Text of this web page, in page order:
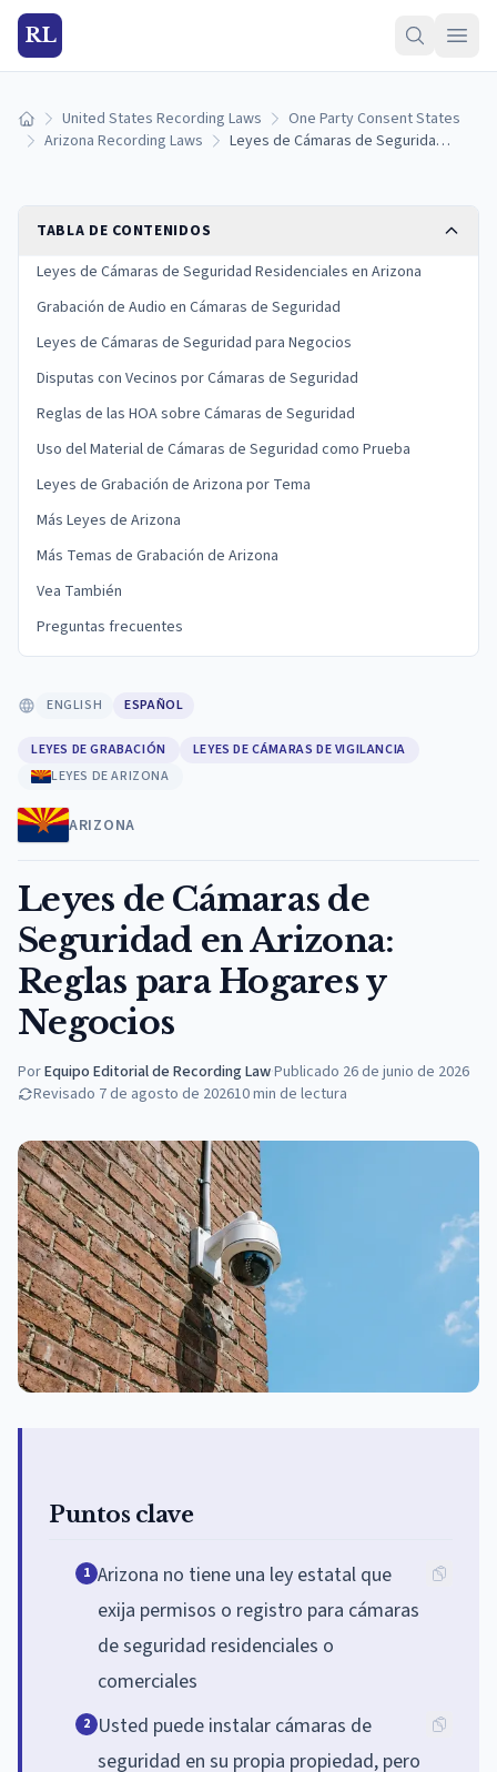
RL
Inicio United States Recording Laws
One Party Consent States
Arizona Recording Laws
Leyes de Cámaras de Seguridad en Arizona: Reglas para Hogares y Negocios
TABLA DE CONTENIDOS
Leyes de Cámaras de Seguridad Residenciales en Arizona
Grabación de Audio en Cámaras de Seguridad
Leyes de Cámaras de Seguridad para Negocios
Disputas con Vecinos por Cámaras de Seguridad
Reglas de las HOA sobre Cámaras de Seguridad
Uso del Material de Cámaras de Seguridad como Prueba
Leyes de Grabación de Arizona por Tema
Más Leyes de Arizona
Más Temas de Grabación de Arizona
Vea También
Preguntas frecuentes
ENGLISH ESPAÑOL
LEYES DE GRABACIÓN
LEYES DE CÁMARAS DE VIGILANCIA
LEYES DE ARIZONA
ARIZONA
Leyes de Cámaras de
Seguridad en Arizona:
Reglas para Hogares y
Negocios
PorEquipo Editorial de Recording Law·Publicado 26 de junio de 2026
Revisado 7 de agosto de 202610min de lectura
Puntos clave
1 Arizona no tiene una ley estatal que
exija permisos o registro para cámaras
de seguridad residenciales o
comerciales
2 Usted puede instalar cámaras de
seguridad en su propia propiedad, pero